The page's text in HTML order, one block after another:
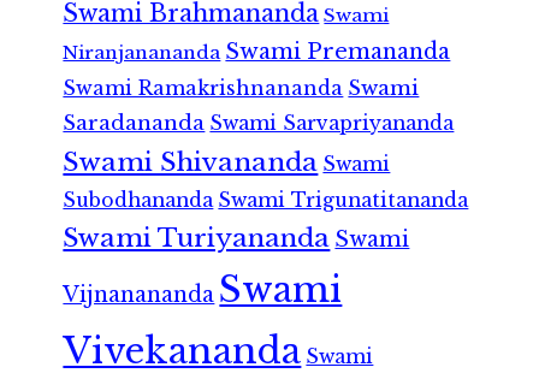
Swami Brahmananda Swami
Niranjanananda Swami Premananda
Swami Ramakrishnananda Swami
Saradananda Swami Sarvapriyananda
Swami Shivananda Swami
Subodhananda Swami Trigunatitananda
Swami Turiyananda Swami
Vijnanananda Swami
Vivekananda Swami